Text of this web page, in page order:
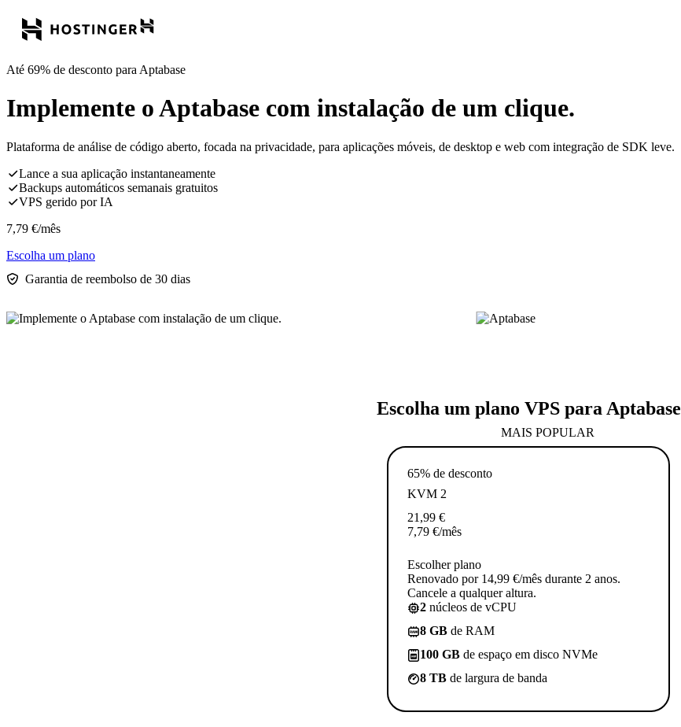
Até 69% de desconto para Aptabase
Implemente o Aptabase com instalação de um clique.
Plataforma de análise de código aberto, focada na privacidade, para aplicações móveis, de desktop e web com integração de SDK leve.
Lance a sua aplicação instantaneamente
Backups automáticos semanais gratuitos
VPS gerido por IA
7,79 €/mês
Escolha um plano
Garantia de reembolso de 30 dias
Escolha um plano VPS para Aptabase
MAIS POPULAR
65% de desconto
KVM 2
21,99 €
7,79 €/mês
Escolher plano
Renovado por 14,99 €/mês durante 2 anos.
Cancele a qualquer altura.
2 núcleos de vCPU
8 GB de RAM
100 GB de espaço em disco NVMe
8 TB de largura de banda